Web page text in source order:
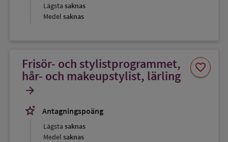
Lägsta saknas
Medel saknas
Frisör- och stylistprogrammet,
hår- och makeupstylist, lärling
arrow_forward
stars_2
Antagningspoäng
Lägsta saknas
Medel saknas
favorite
Spara
som